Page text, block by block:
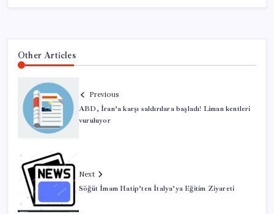
Other Articles
Previous
ABD, İran’a karşı saldırılara başladı! Liman kentleri
vuruluyor
Next
Söğüt İmam Hatip’ten İtalya’ya Eğitim Ziyareti